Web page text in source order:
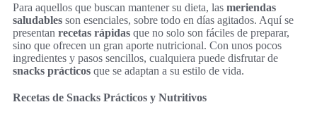
Para aquellos que buscan mantener su dieta, las meriendas
saludables son esenciales, sobre todo en días agitados. Aquí se
presentan recetas rápidas que no solo son fáciles de preparar,
sino que ofrecen un gran aporte nutricional. Con unos pocos
ingredientes y pasos sencillos, cualquiera puede disfrutar de
snacks prácticos que se adaptan a su estilo de vida.
Recetas de Snacks Prácticos y Nutritivos